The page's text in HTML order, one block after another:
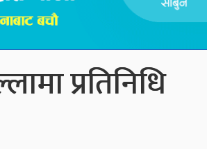
प्रतिनिधि